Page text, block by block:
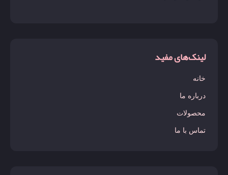
لینک‌های مفید
خانه
درباره ما
محصولات
تماس با ما